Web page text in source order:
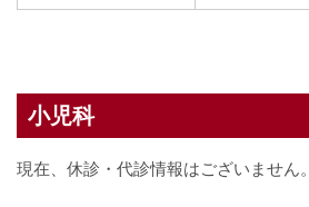
小児科
現在、休診・代診情報はございません。